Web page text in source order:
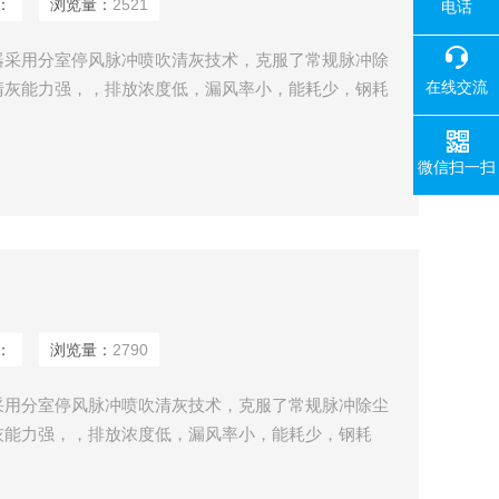
浏览量： 2521
用分室停风脉冲喷吹清灰技术，克服了常规脉冲除
能力强，，排放浓度低，漏风率小，能耗少，钢耗
浏览量： 2790
分室停风脉冲喷吹清灰技术，克服了常规脉冲除尘
力强，，排放浓度低，漏风率小，能耗少，钢耗
电话
在线交流
微信扫一扫